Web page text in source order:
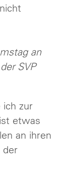
an
SVP
ich zur
etwas
an ihren
der